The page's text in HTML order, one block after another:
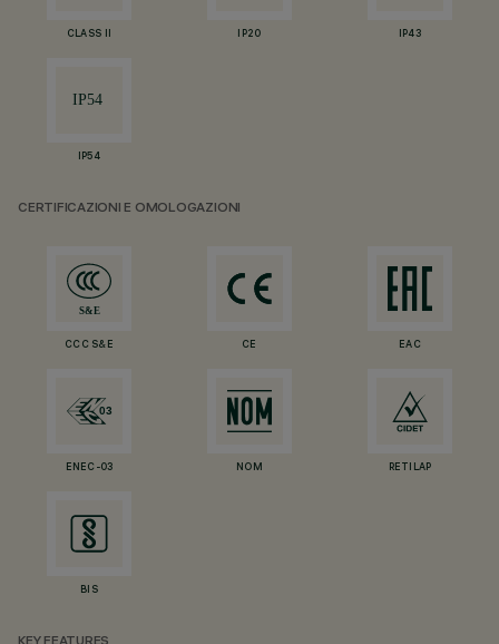
CLASS II IP20 IP43
IP54
CERTIFICAZIONI E OMOLOGAZIONI
CCC S&E CE EAC
ENEC-03 NOM RETILAP
BIS